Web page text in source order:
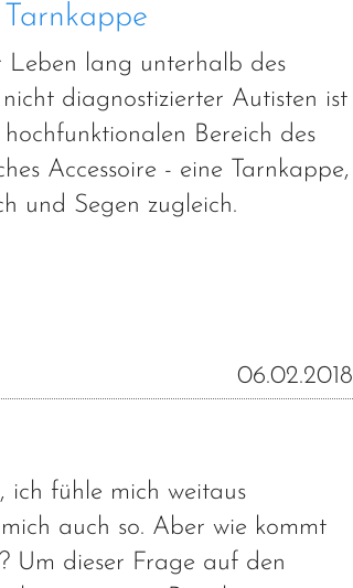
Leben lang unterhalb des
diagnostizierter Autisten ist
Bereich des
Accessoire - eine Tarnkappe,
und Segen zugleich.
06.02.2018
ich fühle mich weitaus
auch so. Aber wie kommt
Um dieser Frage auf den